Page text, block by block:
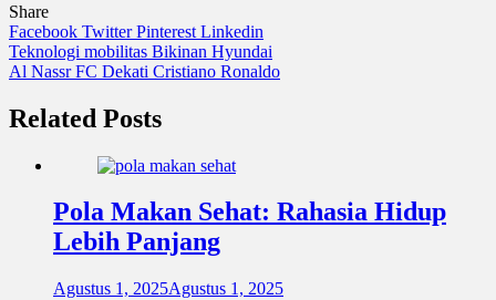
Share
Facebook TwitterPinterest Linkedin
Navigasi
pos
Teknologi mobilitas Bikinan Hyundai
Al Nassr FC Dekati Cristiano Ronaldo
Related Posts
Pola Makan Sehat: Rahasia Hidup
Lebih Panjang
Agustus 1, 2025Agustus 1, 2025